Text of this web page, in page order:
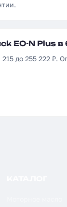
EO-N Plus в
до 255 222 ₽.